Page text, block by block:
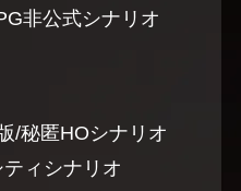
非公式シナリオ
/秘匿HOシナリオ
ィシナリオ